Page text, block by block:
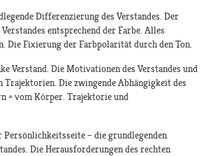
Differenzierung des Verstandes. Der
entsprechend der Farbe. Alles
Die Fixierung der Farbpolarität durch den Ton.
Verstand. Die Motivationen des Verstandes und
Die zwingende Abhängigkeit des
= vom Körper. Trajektorie und
Persönlichkeitsseite – die grundlegenden
Die Herausforderungen des rechten